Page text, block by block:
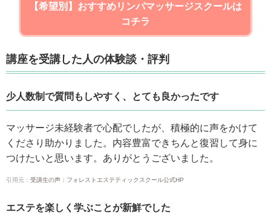
【希望別】おすすめリンパマッサージスクールは
コチラ
講座を受講した人の体験談・評判
少人数制で質問もしやすく、とても良かったです
マッサージ未経験者で心配でしたが、積極的に声をかけて
くださり助かりました。内容豊富できちんと復習して身に
つけたいと思います。ありがとうございました。
引用元： 受講生の声：フォレストエステティックスクール公式HP
エステを楽しく学ぶことが新鮮でした